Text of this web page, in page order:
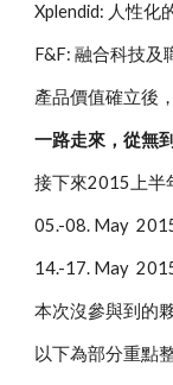
Xplendid: 人性化
F&F: 融合科技及
產品價值確立後
一路走來，從無
接下來2015上半
05.-08. May
14.-17. May
本次沒參與到的
以下為部分重點